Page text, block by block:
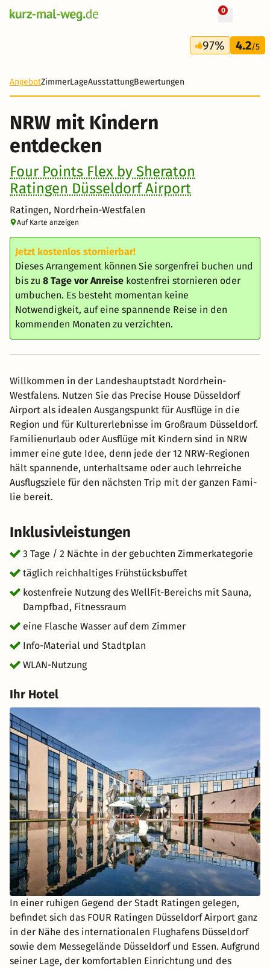
0
3 Tage
104 €
97% 4.2/5
AngebotZimmerLageAusstattungBewertungen
NRW mit Kindern
entdecken
Four Points Flex by Sheraton
Ratingen Düsseldorf Airport
Ratingen, Nordrhein-Westfalen
Auf Karte anzeigen
Jetzt kostenlos stornierbar!
Dieses Arrangement können Sie sorgenfrei buchen und
bis zu 8 Tage vor Anreise kostenfrei stornieren oder
umbuchen. Es besteht momentan keine
Notwendigkeit, auf eine spannende Reise in den
kommenden Monaten zu verzichten.
Willkommen in der Landeshauptstadt Nordrhein-
Westfalens. Nutzen Sie das Precise House Düsseldorf
Airport als idealen Ausgangspunkt für Ausflüge in die
Region und für Kulturerlebnisse im Großraum Düsseldorf.
Fa­mi­li­en­ur­laub oder Aus­flü­ge mit Kin­dern sind in NRW
im­mer ei­ne gu­te Idee, denn je­de der 12 NRW-Re­gio­nen
hält span­nen­de, un­ter­halt­sa­me oder auch lehr­rei­che
Aus­flugs­zie­le für den nächs­ten Trip mit der gan­zen Fa­mi­
lie be­reit.
Inklusivleistungen
3 Tage / 2 Nächte in der gebuchten Zimmerkategorie
täglich reichhaltiges Frühstücksbuffet
kostenfreie Nutzung des WellFit-Bereichs mit Sauna,
Dampfbad, Fitnessraum
eine Flasche Wasser auf dem Zimmer
Info-Material und Stadtplan
WLAN-Nutzung
Ihr Hotel
In einer ruhigen Gegend der Stadt Ratingen gelegen,
befindet sich das FOUR Ratingen Düsseldorf Airport ganz
in der Nähe des internationalen Flughafens Düsseldorf
sowie dem Messegelände Düsseldorf und Essen. Aufgrund
seiner Lage, der komfortablen Einrichtung und des